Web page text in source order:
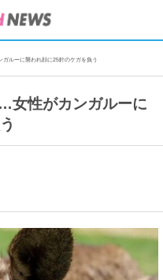
ルーに襲われ顔に25針のケガを負う
女性がカンガルーに